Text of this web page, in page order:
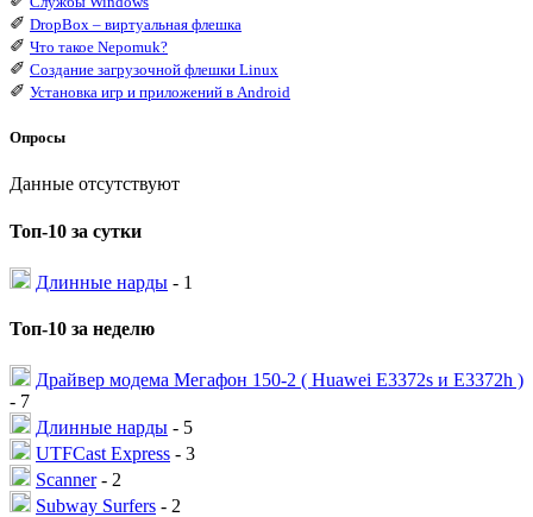
✐ DropBox – виртуальная флешка
✐ Что такое Nepomuk?
✐ Создание загрузочной флешки Linux
✐ Установка игр и приложений в Android
Опросы
Данные отсутствуют
Топ-10 за сутки
Длинные нарды - 1
Топ-10 за неделю
Драйвер модема Мегафон 150-2 ( Huawei E3372s и E3372h )
- 7
Длинные нарды - 5
UTFCast Express - 3
Scanner- 2
Subway Surfers - 2